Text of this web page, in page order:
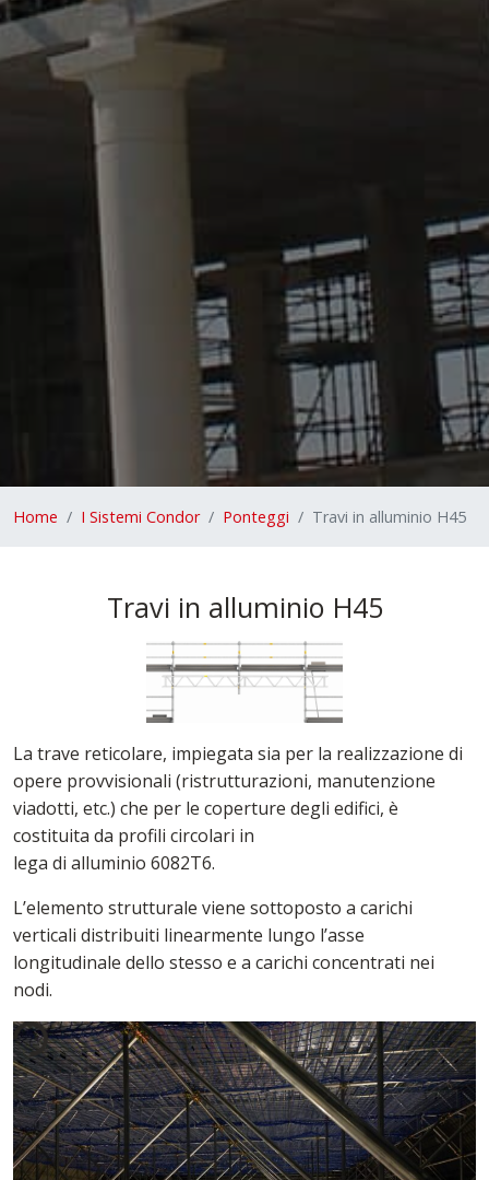
Home I Sistemi Condor Ponteggi Travi in alluminio H45
Travi in alluminio H45
La trave reticolare, impiegata sia per la realizzazione di
opere provvisionali (ristrutturazioni, manutenzione
viadotti, etc.) che per le coperture degli edifici, è
costituita da profili circolari in
lega di alluminio 6082T6.
L’elemento strutturale viene sottoposto a carichi
verticali distribuiti linearmente lungo l’asse
longitudinale dello stesso e a carichi concentrati nei
nodi.
Caricamento...